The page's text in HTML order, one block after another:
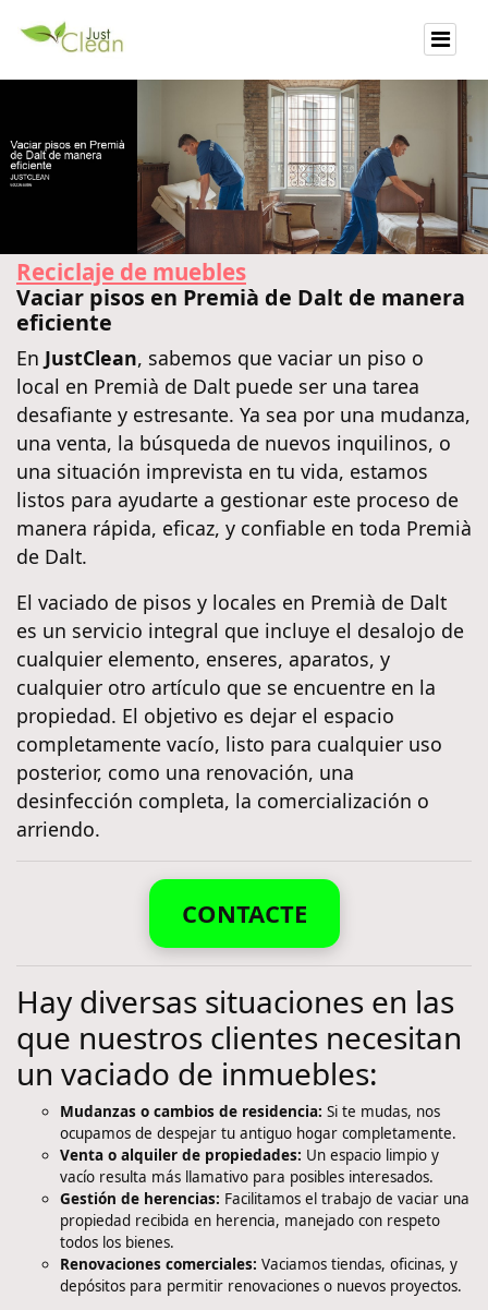
Reciclaje de muebles
Vaciar pisos en Premià de Dalt de manera
eficiente
En JustClean, sabemos que vaciar un piso o
local en Premià de Dalt puede ser una tarea
desafiante y estresante. Ya sea por una mudanza,
una venta, la búsqueda de nuevos inquilinos, o
una situación imprevista en tu vida, estamos
listos para ayudarte a gestionar este proceso de
manera rápida, eficaz, y confiable en toda Premià
de Dalt.
El vaciado de pisos y locales en Premià de Dalt
es un servicio integral que incluye el desalojo de
cualquier elemento, enseres, aparatos, y
cualquier otro artículo que se encuentre en la
propiedad. El objetivo es dejar el espacio
completamente vacío, listo para cualquier uso
posterior, como una renovación, una
desinfección completa, la comercialización o
arriendo.
CONTACTE
Hay diversas situaciones en las
que nuestros clientes necesitan
un vaciado de inmuebles:
Mudanzas o cambios de residencia: Si te mudas, nos
ocupamos de despejar tu antiguo hogar completamente.
Venta o alquiler de propiedades: Un espacio limpio y
vacío resulta más llamativo para posibles interesados.
Gestión de herencias: Facilitamos el trabajo de vaciar una
propiedad recibida en herencia, manejado con respeto
todos los bienes.
Renovaciones comerciales: Vaciamos tiendas, oficinas, y
depósitos para permitir renovaciones o nuevos proyectos.